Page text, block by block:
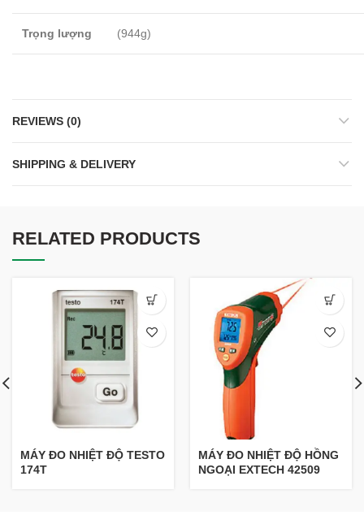
Trọng lượng (944g)
REVIEWS (0)
SHIPPING & DELIVERY
RELATED PRODUCTS
MÁY ĐO NHIỆT ĐỘ TESTO
174T
MÁY ĐO NHIỆT ĐỘ HỒNG
NGOẠI EXTECH 42509